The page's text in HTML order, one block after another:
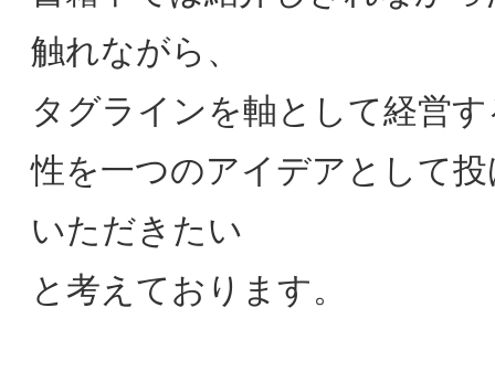
【会員限定】2026年3月17日 第8回東阪
合同研究会「コーポレートブランド構築
に向けたデジタル・Web広告」キヤノ
マーケティングジャパン株式会社 西田
健氏
【会員限定】2026年5月8日 第１回東阪
合同研究会「FCビジネスとブランド」